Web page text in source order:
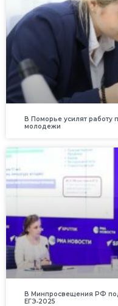
В Поморье усилят работу
молодежи
В Минпросвещения РФ
ЕГЭ‑2025